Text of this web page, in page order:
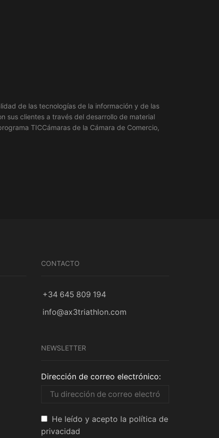
de las tecnologías de la información y de las
sus clientes a través del desarrollo de material
TICCámaras de la Cámara de Comercio,
CONTACTO
+34 645 809 194
info@ax3triathlon.com
NEWSLETTER
Dirección de correo electrónico:
He leído y acepto la política de
privacidad